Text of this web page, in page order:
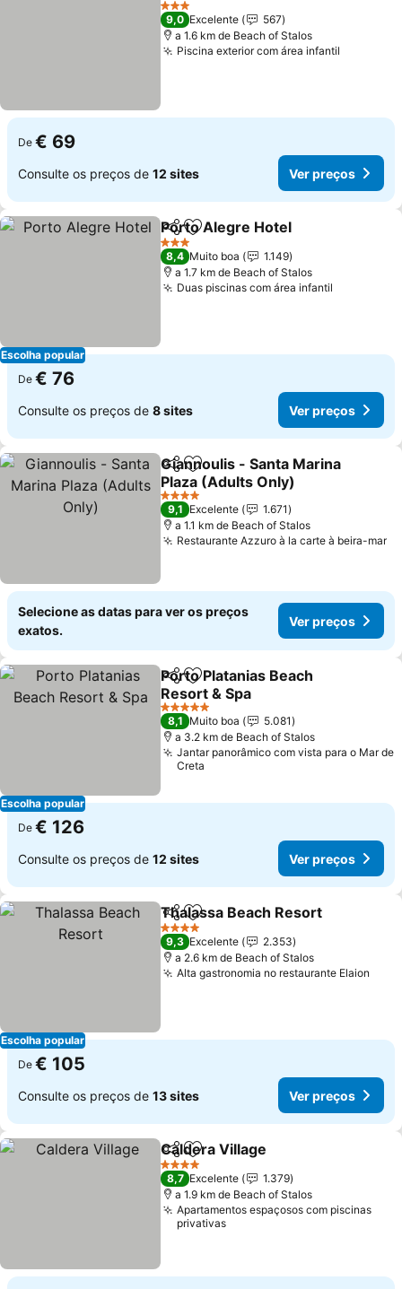
3 Estrelas
9,0 Excelente
567
a 1.6 km de Beach of Stalos
Piscina exterior com área infantil
De € 69
Consulte os preços de 12 sites Ver preços
Escolha popular
PartilharAdicionar aos favoritos
Porto Alegre Hotel
3 Estrelas
8,4 Muito boa
1.149
a 1.7 km de Beach of Stalos
Duas piscinas com área infantil
De € 76
Consulte os preços de 8 sites Ver preços
PartilharAdicionar aos favoritos
Giannoulis - Santa Marina
Plaza (Adults Only)
4 Estrelas
9,1 Excelente
1.671
a 1.1 km de Beach of Stalos
Restaurante Azzuro à la carte à beira-mar
Selecione as datas para ver os preços
exatos.
Ver preços
Escolha popular
PartilharAdicionar aos favoritos
Porto Platanias Beach
Resort & Spa
5 Estrelas
8,1 Muito boa
5.081
a 3.2 km de Beach of Stalos
Jantar panorâmico com vista para o Mar de
Creta
De € 126
Consulte os preços de 12 sites Ver preços
Escolha popular
PartilharAdicionar aos favoritos
Thalassa Beach Resort
4 Estrelas
9,3 Excelente
2.353
a 2.6 km de Beach of Stalos
Alta gastronomia no restaurante Elaion
De € 105
Consulte os preços de 13 sites Ver preços
PartilharAdicionar aos favoritos
Caldera Village
4 Estrelas
8,7 Excelente
1.379
a 1.9 km de Beach of Stalos
Apartamentos espaçosos com piscinas
privativas